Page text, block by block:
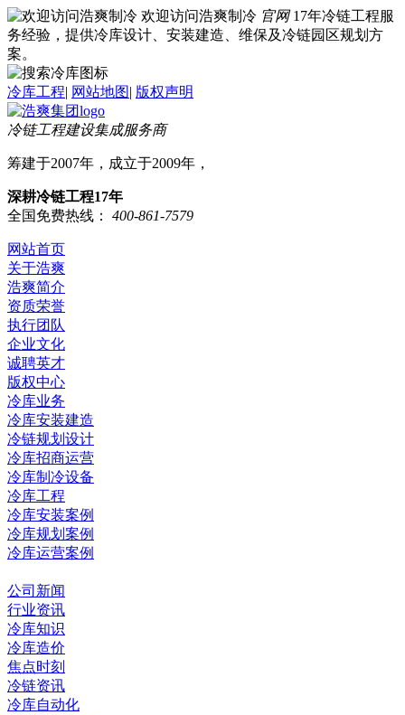
欢迎访问浩爽制冷 官网 17年冷链工程服
务经验，提供冷库设计、安装建造、维保及冷链园区规划方
案。
冷库工程| 网站地图| 版权声明
冷链工程建设集成服务商
筹建于2007年，成立于2009年，
深耕冷链工程17年
全国免费热线：
400-861-7579
网站首页
关于浩爽
浩爽简介
资质荣誉
执行团队
企业文化
诚聘英才
版权中心
冷库业务
冷库安装建造
冷链规划设计
冷库招商运营
冷库制冷设备
冷库工程
冷库安装案例
冷库规划案例
冷库运营案例
公司新闻
行业资讯
冷库知识
冷库造价
焦点时刻
冷链资讯
冷库自动化